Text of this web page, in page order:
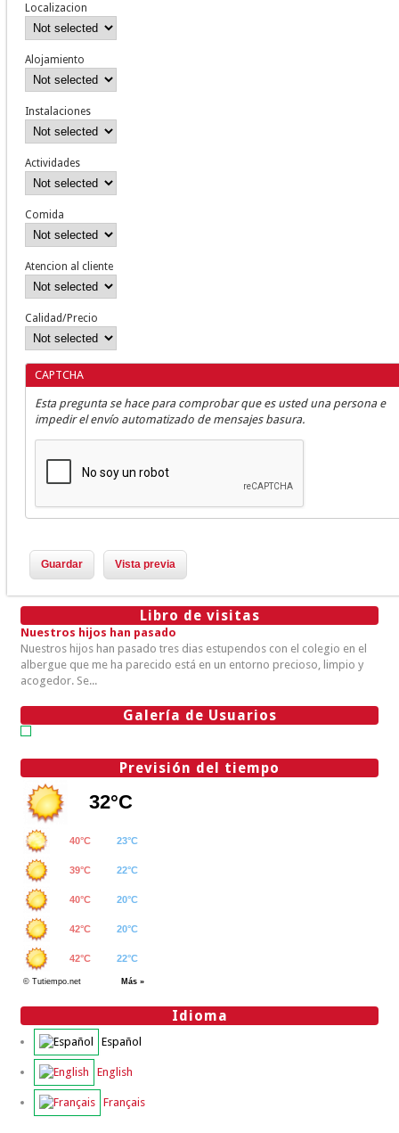
Localizacion
Alojamiento
Instalaciones
Actividades
Comida
Atencion al cliente
Calidad/Precio
CAPTCHA
Esta pregunta se hace para comprobar que es usted una persona e
impedir el envío automatizado de mensajes basura.
Libro de visitas
Nuestros hijos han pasado
Nuestros hijos han pasado tres dias estupendos con el colegio en el
albergue que me ha parecido está en un entorno precioso, limpio y
acogedor. Se...
Galería de Usuarios
Previsión del tiempo
Idioma
Español
English
Français